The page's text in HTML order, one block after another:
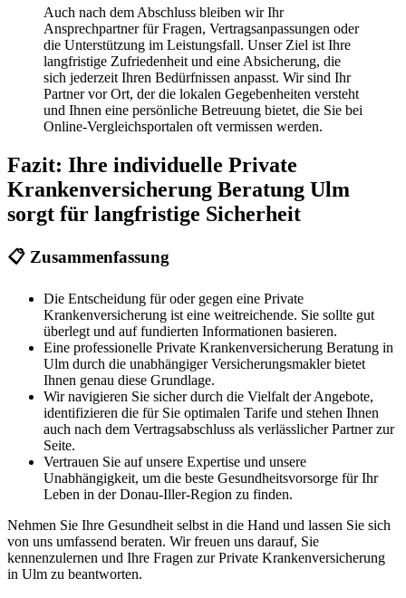
Auch nach dem Abschluss bleiben wir Ihr
Ansprechpartner für Fragen, Vertragsanpassungen oder
die Unterstützung im Leistungsfall. Unser Ziel ist Ihre
langfristige Zufriedenheit und eine Absicherung, die
sich jederzeit Ihren Bedürfnissen anpasst. Wir sind Ihr
Partner vor Ort, der die lokalen Gegebenheiten versteht
und Ihnen eine persönliche Betreuung bietet, die Sie bei
Online-Vergleichsportalen oft vermissen werden.
Fazit: Ihre individuelle Private
Krankenversicherung Beratung Ulm
sorgt für langfristige Sicherheit
📋 Zusammenfassung
Die Entscheidung für oder gegen eine Private
Krankenversicherung ist eine weitreichende. Sie sollte gut
überlegt und auf fundierten Informationen basieren.
Eine professionelle Private Krankenversicherung Beratung in
Ulm durch die unabhängiger Versicherungsmakler bietet
Ihnen genau diese Grundlage.
Wir navigieren Sie sicher durch die Vielfalt der Angebote,
identifizieren die für Sie optimalen Tarife und stehen Ihnen
auch nach dem Vertragsabschluss als verlässlicher Partner zur
Seite.
Vertrauen Sie auf unsere Expertise und unsere
Unabhängigkeit, um die beste Gesundheitsvorsorge für Ihr
Leben in der Donau-Iller-Region zu finden.
Nehmen Sie Ihre Gesundheit selbst in die Hand und lassen Sie sich
von uns umfassend beraten. Wir freuen uns darauf, Sie
kennenzulernen und Ihre Fragen zur Private Krankenversicherung
in Ulm zu beantworten.